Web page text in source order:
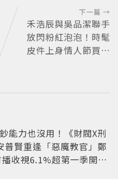
下一篇 →
禾浩辰與吳品潔聯手
放閃粉紅泡泡！時髦
皮件上身情人節買物
能力也沒用！《財閥X刑
普賢重逢「惡魔教官」鄭
收視6.1%超第一季開紅